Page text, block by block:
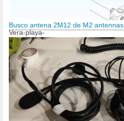
Busco antena 2M12 de M2 antennas
Vera-playa-